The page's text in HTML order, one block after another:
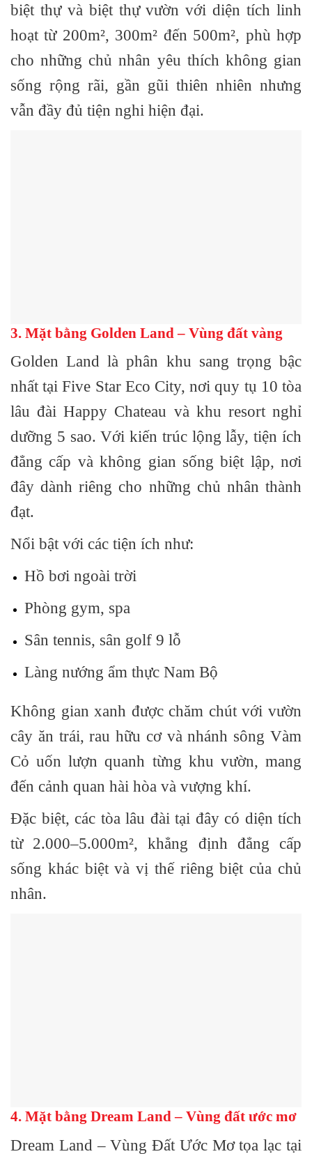
biệt thự và biệt thự vườn với diện tích linh
hoạt từ 200m², 300m² đến 500m², phù hợp
cho những chủ nhân yêu thích không gian
sống rộng rãi, gần gũi thiên nhiên nhưng
vẫn đầy đủ tiện nghi hiện đại.
3. Mặt bằng Golden Land – Vùng đất vàng
Golden Land là phân khu sang trọng bậc
nhất tại Five Star Eco City, nơi quy tụ 10 tòa
lâu đài Happy Chateau và khu resort nghỉ
dưỡng 5 sao. Với kiến trúc lộng lẫy, tiện ích
đẳng cấp và không gian sống biệt lập, nơi
đây dành riêng cho những chủ nhân thành
đạt.
Nổi bật với các tiện ích như:
Hồ bơi ngoài trời
Phòng gym, spa
Sân tennis, sân golf 9 lỗ
Làng nướng ẩm thực Nam Bộ
Không gian xanh được chăm chút với vườn
cây ăn trái, rau hữu cơvànhánh sông Vàm
Cỏ uốn lượn quanh từng khu vườn, mang
đến cảnh quan hài hòa và vượng khí.
Đặc biệt, các tòa lâu đài tại đây có diện tích
từ 2.000–5.000m², khẳng định đẳng cấp
sống khác biệt và vị thế riêng biệt của chủ
nhân.
4. Mặt bằng Dream Land – Vùng đất ước mơ
Dream Land – Vùng Đất Ước Mơ tọa lạc tại